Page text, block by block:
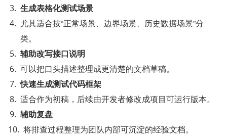
生成表格化测试场景
尤其适合按“正常场景、边界场景、历史数据场景”分
类。
辅助改写接口说明
可以把口头描述整理成更清楚的文档草稿。
快速生成测试代码框架
适合作为初稿，后续由开发者修改成项目可运行版本。
辅助复盘
将排查过程整理为团队内部可沉淀的经验文档。